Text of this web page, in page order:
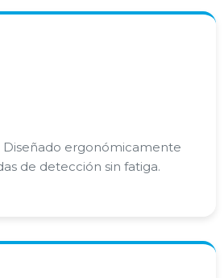
Diseñado ergonómicamente
de detección sin fatiga.